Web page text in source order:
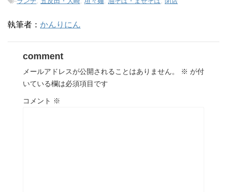
執筆者： かんりにん
comment
メールアドレスが公開されることはありません。 ※ が付
いている欄は必須項目です
コメント ※